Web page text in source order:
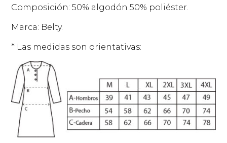
Composición: 50% algodón 50% poliéster.
Marca: Belty.
* Las medidas son orientativas: